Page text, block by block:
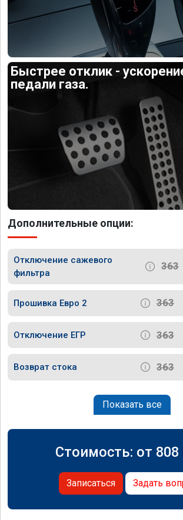
Быстрее отклик -
педали газа.
Дополнительные опции:
Отключение сажевого
фильтра
363
Прошивка Евро 2 363
Отключение ЕГР 363
Возврат стока 363
Показать все
Стоимость: от 808
Записаться Задать